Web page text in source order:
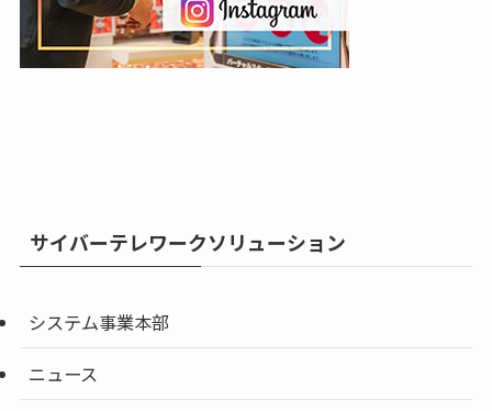
サイバーテレワークソリューション
システム事業本部
ニュース